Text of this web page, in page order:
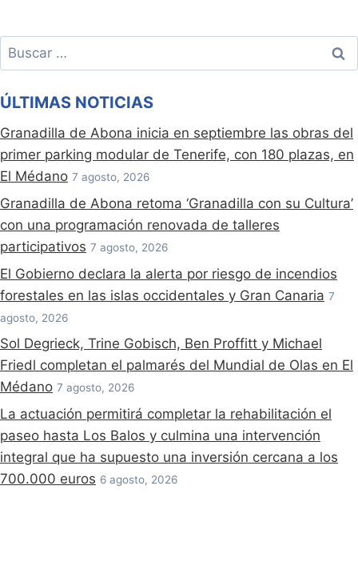
Buscar:
ÚLTIMAS NOTICIAS
Granadilla de Abona inicia en septiembre las obras del
primer parking modular de Tenerife, con 180 plazas, en
El Médano 7 agosto, 2026
Granadilla de Abona retoma ‘Granadilla con su Cultura’
con una programación renovada de talleres
participativos 7 agosto, 2026
El Gobierno declara la alerta por riesgo de incendios
forestales en las islas occidentales y Gran Canaria 7
agosto, 2026
Sol Degrieck, Trine Gobisch, Ben Proffitt y Michael
Friedl completan el palmarés del Mundial de Olas en El
Médano 7 agosto, 2026
La actuación permitirá completar la rehabilitación el
paseo hasta Los Balos y culmina una intervención
integral que ha supuesto una inversión cercana a los
700.000 euros 6 agosto, 2026